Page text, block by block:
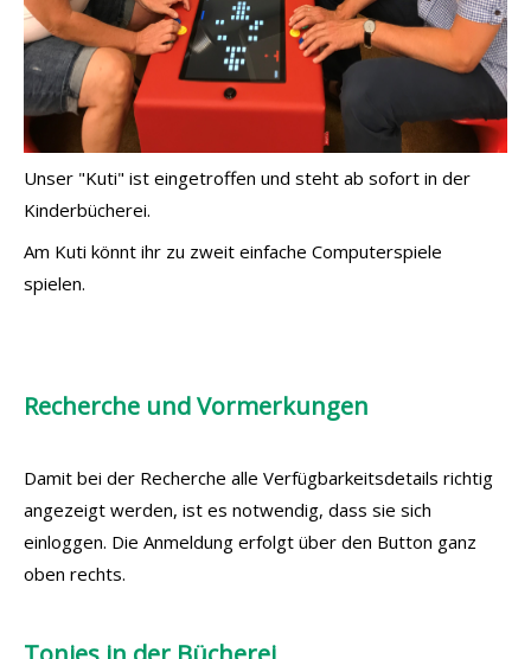
Unser "Kuti" ist eingetroffen und steht ab sofort in der
Kinderbücherei.
Am Kuti könnt ihr zu zweit einfache Computerspiele
spielen.
Recherche und Vormerkungen
Damit bei der Recherche alle Verfügbarkeitsdetails richtig
angezeigt werden, ist es notwendig, dass sie sich
einloggen. Die Anmeldung erfolgt über den Button ganz
oben rechts.